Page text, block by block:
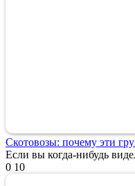
Скотовозы: почему эти
Если вы когда-нибудь
0 10